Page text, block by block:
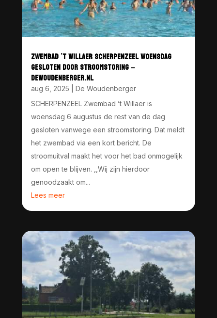
ZWEMBAD ’T WILLAER SCHERPENZEEL WOENSDAG
GESLOTEN DOOR STROOMSTORING –
DEWOUDENBERGER.NL
aug 6, 2025
De Woudenberger
SCHERPENZEEL Zwembad ’t Willaer is
woensdag 6 augustus de rest van de dag
gesloten vanwege een stroomstoring. Dat meldt
het zwembad via een kort bericht. De
stroomuitval maakt het voor het bad onmogelijk
om open te blijven. ,,Wij zijn hierdoor
genoodzaakt om...
Lees meer